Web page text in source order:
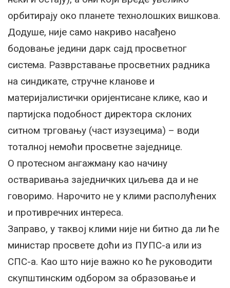
орбитирају око планете технолошких вишкова.
Додуше, није само накриво насађено
бодовање једини дарк сајд просветног
система. Разврставање просветних радника
на синдикате, стручне кланове и
материјалистички оријентисане клике, као и
партијска подобност директора склоних
ситном трговању (част изузецима) – води
тоталној немоћи просветне заједнице.
О протесном ангажману као начину
остваривања заједничких циљева да и не
говоримо. Нарочито не у клими располућених
и противречних интереса.
Заправо, у таквој клими није ни битно да ли ће
министар просвете доћи из ПУПС-а или из
СПС-а. Као што није важно ко ће руководити
скупштинским одбором за образовање и